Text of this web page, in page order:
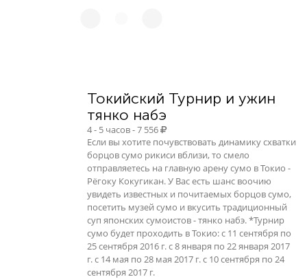
Токийский Турнир и ужин
тянко набэ
4 - 5 часов - 7 556
Если вы хотите почувствовать динамику схватки
борцов сумо рикиси вблизи, то смело
отправляетесь на главную арену сумо в Токио -
Рёгоку Кокугикан. У Вас есть шанс воочию
увидеть известных и почитаемых борцов сумо,
посетить музей сумо и вкусить традиционный
суп японских сумоистов - тянко набэ. *Турнир
сумо будет проходить в Токио: с 11 сентября по
25 сентября 2016 г. с 8 января по 22 января 2017
г. с 14 мая по 28 мая 2017 г. с 10 сентября по 24
сентября 2017 г.